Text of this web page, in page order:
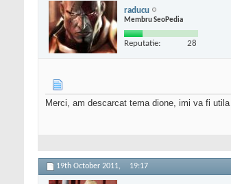
raducu
Membru SeoPedia
Reputatie: 28
Merci, am descarcat tema dione, imi va fi
19th October 2011, 19:17